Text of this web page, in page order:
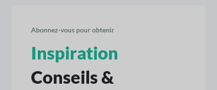
Abonnez-vous pour obtenir
Inspiration
Conseils &